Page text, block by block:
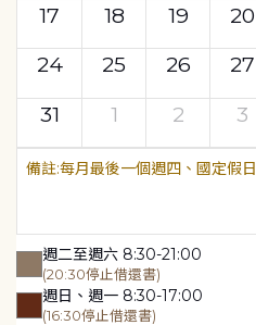
17
18 19 20
24
25 26 27
31
1 2 3
每月最後一個週四、國定假日
週二至週六 8:30-21:00
(20:30停止借還書)
週日、週一 8:30-17:00
(16:30停止借還書)